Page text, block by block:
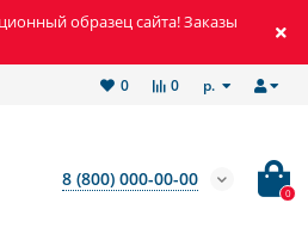
образец сайта! Заказы
р.
0
0
8 (800) 000-00-00
0